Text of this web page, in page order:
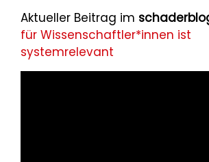
Aktueller Beitrag im
für Wissenschaftler*innen ist
systemrelevant